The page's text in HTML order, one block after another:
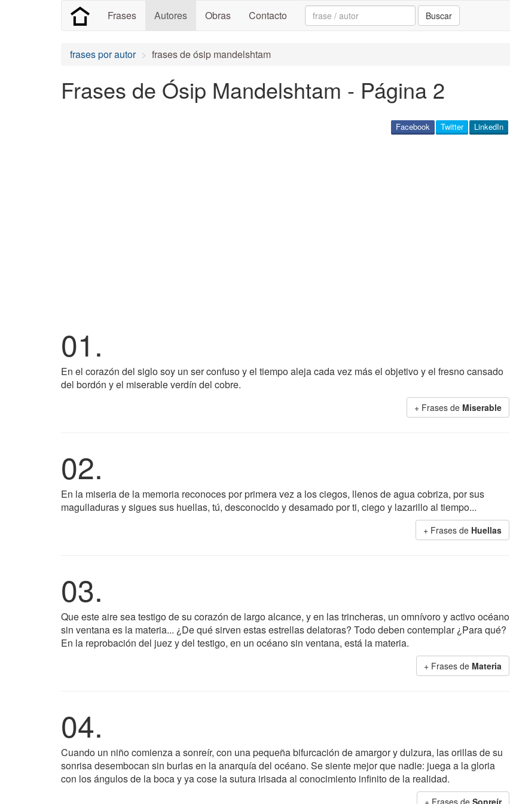
Frases Autores Obras Contacto Search: Buscar
frases por autor frases de ósip mandelshtam
Frases de Ósip Mandelshtam - Página 2
LinkedIn
Twitter
Facebook
01.
En el corazón del siglo soy un ser confuso y el tiempo aleja cada vez más el objetivo y el fresno cansado
del bordón y el miserable verdín del cobre.
+ Frases de Miserable
02.
En la miseria de la memoria reconoces por primera vez a los ciegos, llenos de agua cobriza, por sus
magulladuras y sigues sus huellas, tú, desconocido y desamado por ti, ciego y lazarillo al tiempo...
+ Frases de Huellas
03.
Que este aire sea testigo de su corazón de largo alcance, y en las trincheras, un omnívoro y activo océano
sin ventana es la materia... ¿De qué sirven estas estrellas delatoras? Todo deben contemplar ¿Para qué?
En la reprobación del juez y del testigo, en un océano sin ventana, está la materia.
+ Frases de Materia
04.
Cuando un niño comienza a sonreír, con una pequeña bifurcación de amargor y dulzura, las orillas de su
sonrisa desembocan sin burlas en la anarquía del océano. Se siente mejor que nadie: juega a la gloria
con los ángulos de la boca y ya cose la sutura irisada al conocimiento infinito de la realidad.
+ Frases de Sonreír